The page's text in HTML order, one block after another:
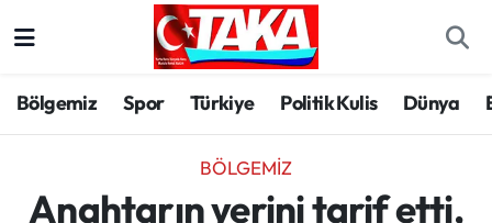
Bölgemiz Spor Türkiye Politik Kulis Dünya
BÖLGEMIZ
Anahtarın yerini tarif etti,
Spor
Türkiye
Trabzon Hava Durumu
Trabzon Trafik Yoğunluk Haritası